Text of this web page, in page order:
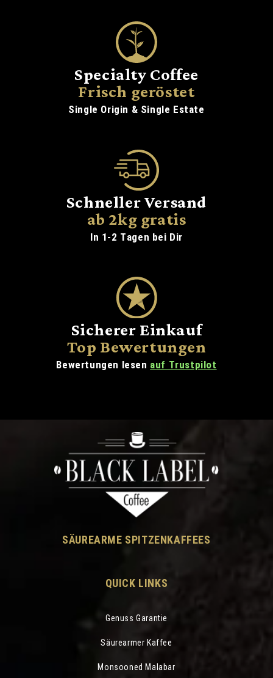
Specialty Coffee
Frisch geröstet
Single Origin & Single Estate
Schneller Versand
ab 2kg gratis
In 1-2 Tagen bei Dir
Sicherer Einkauf
Top Bewertungen
Bewertungen lesen auf Trustpilot
SÄUREARME SPITZENKAFFEES
QUICK LINKS
Genuss Garantie
Säurearmer Kaffee
Monsooned Malabar